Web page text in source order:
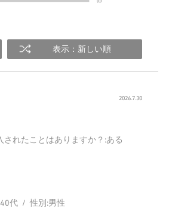
表示：新しい順
2026.7.30
されたことはありますか？ :ある
40代 性別:男性